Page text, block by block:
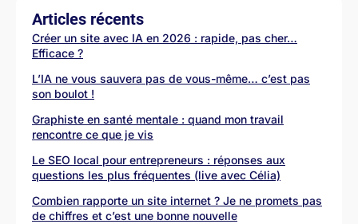
Articles récents
Créer un site avec IA en 2026 : rapide, pas cher…
Efficace ?
L’IA ne vous sauvera pas de vous-même… c’est pas
son boulot !
Graphiste en santé mentale : quand mon travail
rencontre ce que je vis
Le SEO local pour entrepreneurs : réponses aux
questions les plus fréquentes (live avec Célia)
Combien rapporte un site internet ? Je ne promets pas
de chiffres et c’est une bonne nouvelle